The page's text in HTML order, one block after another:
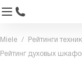
Miele
Рейтинги
Рейтинг духовых